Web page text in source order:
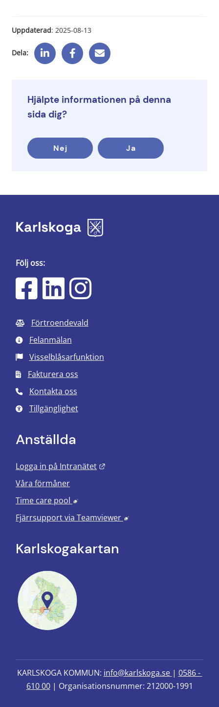
Uppdaterad: 2025-08-13
Dela:
Hjälpte informationen på denna
sida dig?
Nej Ja
Följ oss:
Förtroendevald
Felanmälan
Visselblåsarfunktion
Fakturera oss
Kontakta oss
Tillgänglighet
Anställda
Logga in på Intranätet
Våra förmåner
Time care pool
Länk till annan webbplats, öppnas i
Fjärrsupport via Teamviewer Länk till annan
Karlskoga­kartan
KARLSKOGA KOMMUN: info@karlskoga.se | 0586 -
610 00 | Organisationsnummer: 212000-1991